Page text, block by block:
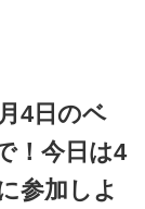
4日のベ
！今日は4
参加しよ